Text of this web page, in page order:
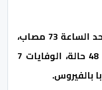
احصاءات: عدد المصابين لحد الساعة 73 مصاب،
المتعافين من هذا العدد 48 حالة، الوفايات 7